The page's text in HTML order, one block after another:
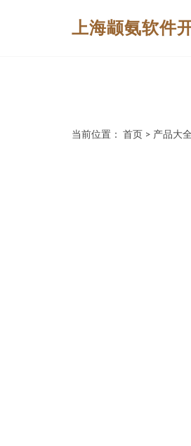
上海颛氨软件
当前位置： 首页 > 产品大全